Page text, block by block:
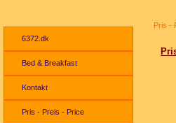
6372.dk
Bed & Breakfast
Kontakt
Pris - Preis - Price
Pris -